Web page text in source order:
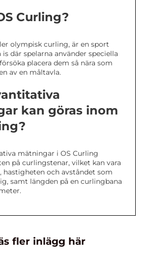
Curling?
olympisk curling, är en sport
is där spelarna använder speciella
placera dem så nära som
av en måltavla.
kan göras inom
mätningar i OS Curling
på curlingstenar, vilket kan vara
hastigheten och avståndet som
samt längden på en curlingbana
fler inlägg här